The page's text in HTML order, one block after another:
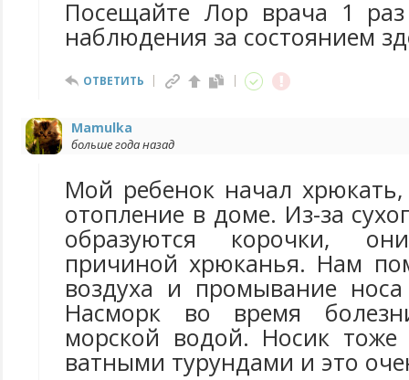
Посещайте Лор врача 1
наблюдения за состоянием
ОТВЕТИТЬ
Mamulka
больше года назад
Мой ребенок начал
отопление в доме. Из-за
образуются корочки,
причиной хрюканья. Нам
воздуха и промывание
Насморк во время
морской водой. Носик тоже
ватными турундами и это